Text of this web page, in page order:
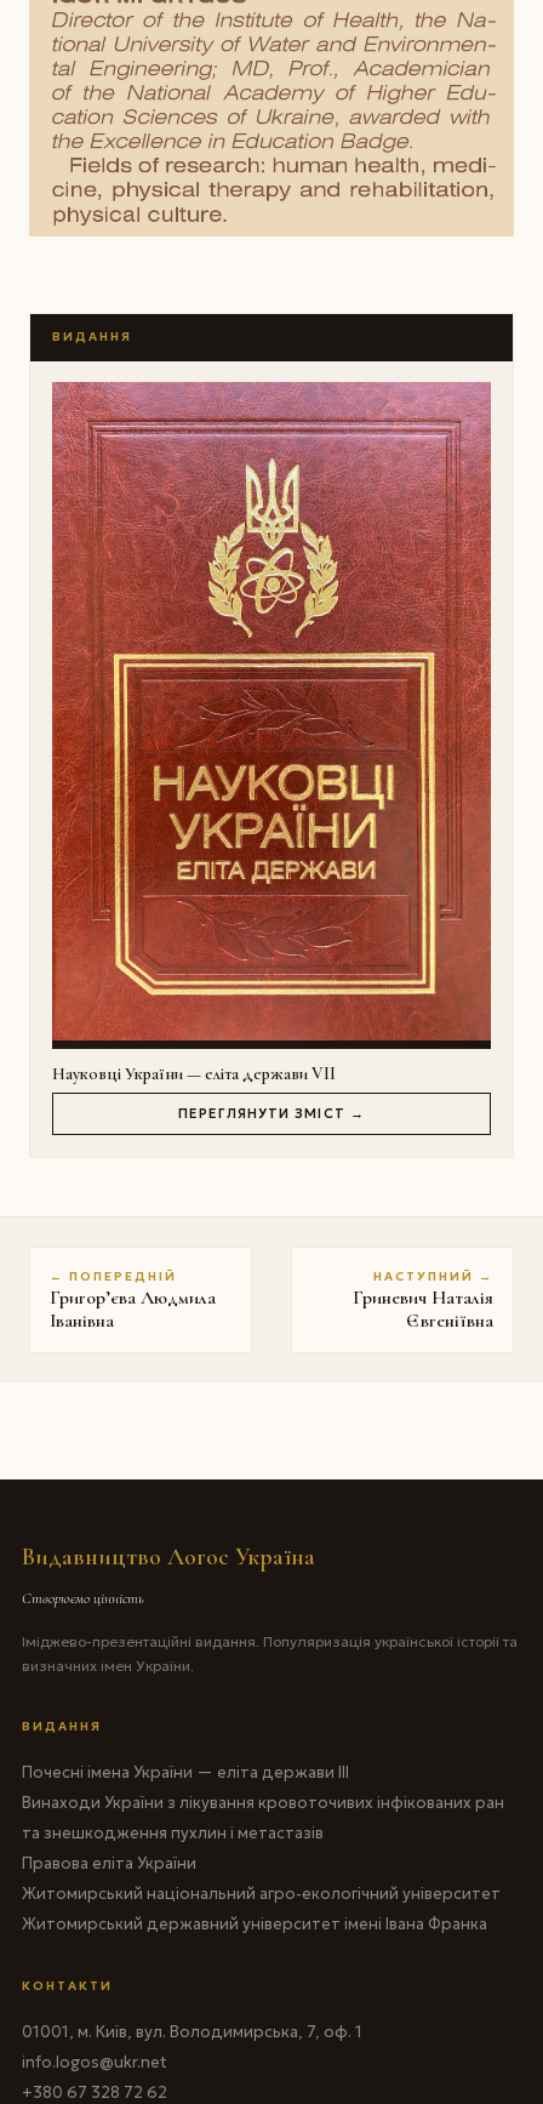
ВИДАННЯ
Науковці України — еліта держави VII
ПЕРЕГЛЯНУТИ ЗМІСТ →
← ПОПЕРЕДНІЙ
Григор’єва Людмила
Іванівна
НАСТУПНИЙ →
Гриневич Наталія
Євгеніївна
Видавництво Логос Україна
Створюємо цінність
Іміджево-презентаційні видання. Популяризація української історії та
визначних імен України.
ВИДАННЯ
Почесні імена України — еліта держави III
Винаходи України з лікування кровоточивих інфікованих ран
та знешкодження пухлин і метастазів
Правова еліта України
Житомирський національний агро-екологічний університет
Житомирський державний університет імені Івана Франка
КОНТАКТИ
01001, м. Київ, вул. Володимирська, 7, оф. 1
info.logos@ukr.net
+380 67 328 72 62